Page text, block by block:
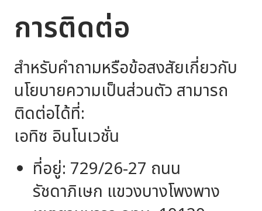
การติดต่อ
สำหรับคำถามหรือข้อสงสัยเกี่ยวกับ
นโยบายความเป็นส่วนตัว สามารถ
ติดต่อได้ที่:
เอทิซ อินโนเวชั่น
ที่อยู่: 729/26-27 ถนน
รัชดาภิเษก แขวงบางโพงพาง